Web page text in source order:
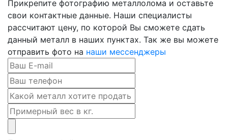
Прикрепите фотографию металлолома и оставьте
свои контактные данные. Наши специалисты
рассчитают цену, по которой Вы сможете сдать
данный металл в наших пунктах. Так же вы можете
отправить фото на наши мессенджеры